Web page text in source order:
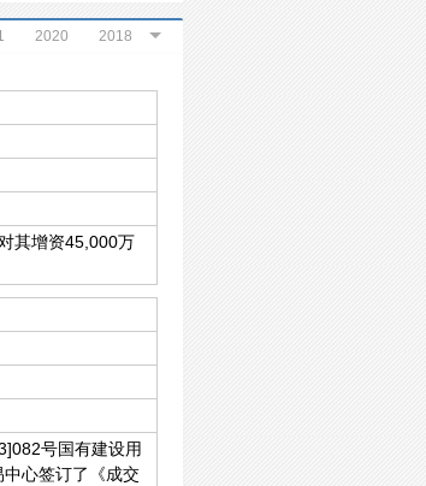
2020 2018
其增资45,000万
号国有建设用
心签订了《成交